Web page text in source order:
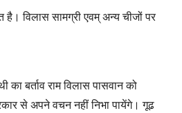
है। विलास सामग्री एवम् अन्य चीजों पर
बर्ताव राम विलास पासवान को
से अपने वचन नहीं निभा पायेंगे। गूढ